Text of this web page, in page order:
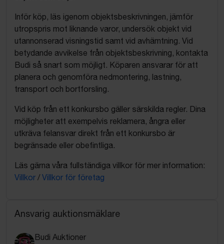
Inför köp, läs igenom objektsbeskrivningen, jämför
utropspris mot liknande varor, undersök objekt vid
utannonserad visningstid samt vid avhämtning. Vid
betydande avvikelse från objektsbeskrivning, kontakta
Budi så snart som möjligt. Köparen ansvarar för att
planera och genomföra nedmontering, lastning,
transport och bortforsling.
Vid köp från ett konkursbo gäller särskilda regler. Dina
möjligheter att exempelvis reklamera, ångra eller
utkräva felansvar direkt från ett konkursbo är
begränsade eller obefintliga.
Läs gärna våra fullständiga villkor för mer information:
Villkor / Villkor för företag
Ansvarig auktionsmäklare
Budi Auktioner